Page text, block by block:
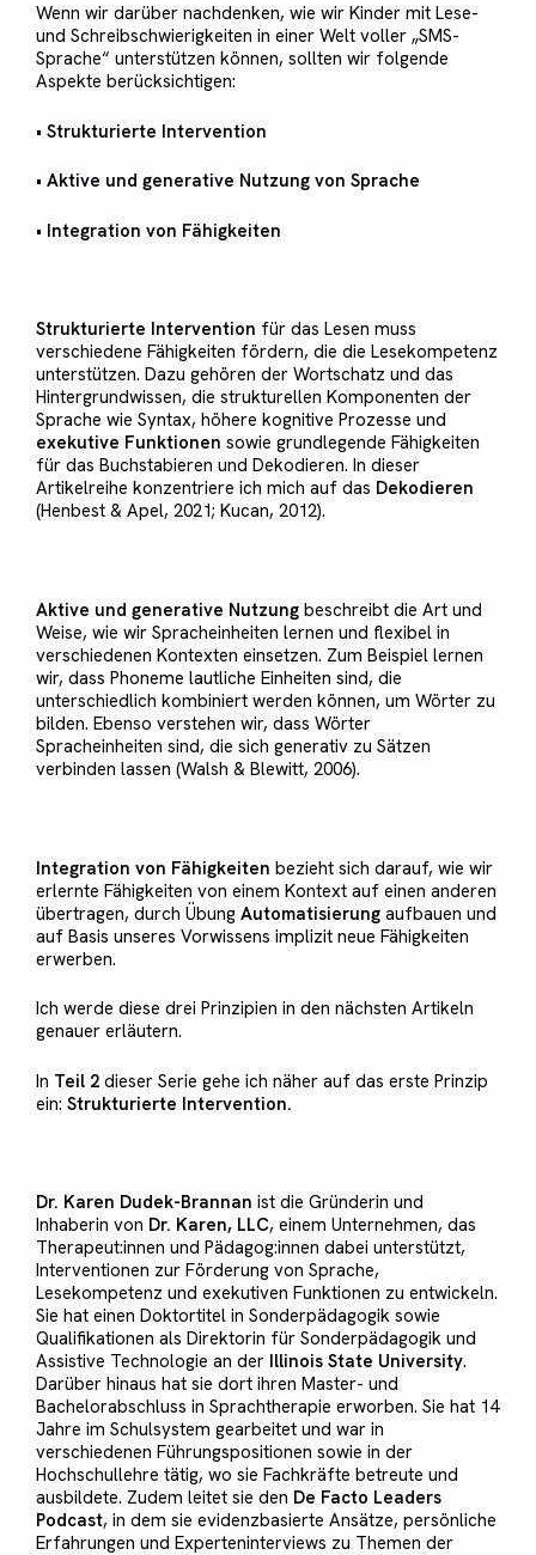
Wenn wir darüber nachdenken, wie wir Kinder mit Lese-
und Schreibschwierigkeiten in einer Welt voller „SMS-
Sprache“ unterstützen können, sollten wir folgende
Aspekte berücksichtigen:
• Strukturierte Intervention
• Aktive und generative Nutzung von Sprache
• Integration von Fähigkeiten
Strukturierte Intervention für das Lesen muss
verschiedene Fähigkeiten fördern, die die Lesekompetenz
unterstützen. Dazu gehören der Wortschatz und das
Hintergrundwissen, die strukturellen Komponenten der
Sprache wie Syntax, höhere kognitive Prozesse und
exekutive Funktionen sowie grundlegende Fähigkeiten
für das Buchstabieren und Dekodieren. In dieser
Artikelreihe konzentriere ich mich auf das Dekodieren
(Henbest & Apel, 2021; Kucan, 2012).
Aktive und generative Nutzungbeschreibt die Art und
Weise, wie wir Spracheinheiten lernen und flexibel in
verschiedenen Kontexten einsetzen. Zum Beispiel lernen
wir, dass Phoneme lautliche Einheiten sind, die
unterschiedlich kombiniert werden können, um Wörter zu
bilden. Ebenso verstehen wir, dass Wörter
Spracheinheiten sind, die sich generativ zu Sätzen
verbinden lassen (Walsh & Blewitt, 2006).
Integration von Fähigkeiten bezieht sich darauf, wie wir
erlernte Fähigkeiten von einem Kontext auf einen anderen
übertragen, durch Übung Automatisierungaufbauen und
auf Basis unseres Vorwissens implizit neue Fähigkeiten
erwerben.
Ich werde diese drei Prinzipien in den nächsten Artikeln
genauer erläutern.
In Teil 2dieser Serie gehe ich näher auf das erste Prinzip
ein: Strukturierte Intervention.
Dr. Karen Dudek-Brannan ist die Gründerin und
Inhaberin von Dr. Karen, LLC, einem Unternehmen, das
Therapeut:innen und Pädagog:innen dabei unterstützt,
Interventionen zur Förderung von Sprache,
Lesekompetenz und exekutiven Funktionen zu entwickeln.
Sie hat einen Doktortitel in Sonderpädagogik sowie
Qualifikationen als Direktorin für Sonderpädagogik und
Assistive Technologie an der Illinois State University.
Darüber hinaus hat sie dort ihren Master- und
Bachelorabschluss in Sprachtherapie erworben. Sie hat 14
Jahre im Schulsystem gearbeitet und war in
verschiedenen Führungspositionen sowie in der
Hochschullehre tätig, wo sie Fachkräfte betreute und
ausbildete. Zudem leitet sie den De Facto Leaders
Podcast, in dem sie evidenzbasierte Ansätze, persönliche
Erfahrungen und Experteninterviews zu Themen der